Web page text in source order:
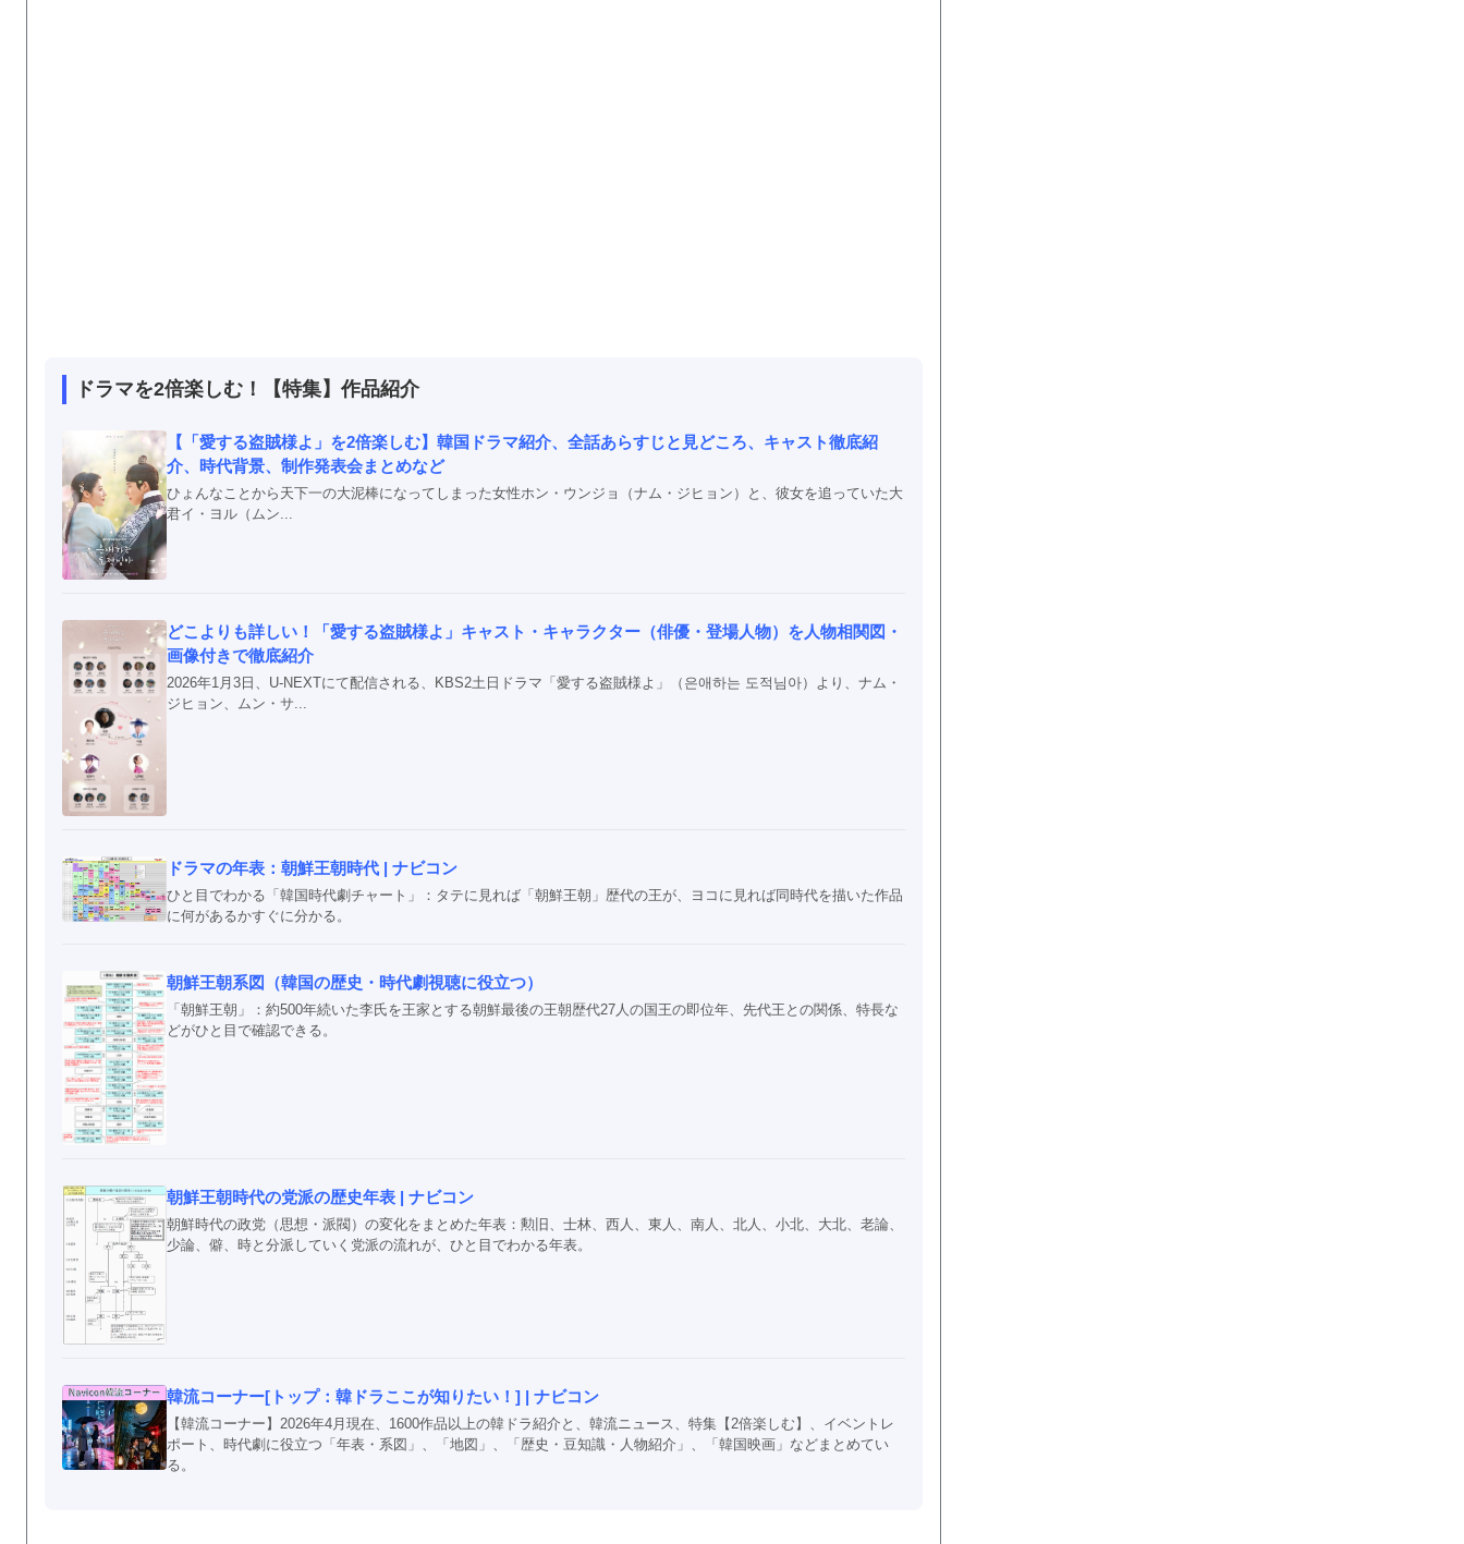
ドラマを2倍楽しむ！【特集】作品紹介
【「愛する盗賊様よ」を2倍楽しむ】韓国ドラマ紹介、全話あらすじと見どころ、キャスト徹底紹
介、時代背景、制作発表会まとめなど
ひょんなことから天下一の大泥棒になってしまった女性ホン・ウンジョ（ナム・ジヒョン）と、彼女を追っていた大
君イ・ヨル（ムン...
どこよりも詳しい！「愛する盗賊様よ」キャスト・キャラクター（俳優・登場人物）を人物相関図・
画像付きで徹底紹介
2026年1月3日、U-NEXTにて配信される、KBS2土日ドラマ「愛する盗賊様よ」（은애하는 도적님아）より、ナム・
ジヒョン、ムン・サ...
ドラマの年表：朝鮮王朝時代 | ナビコン
ひと目でわかる「韓国時代劇チャート」：タテに見れば「朝鮮王朝」歴代の王が、ヨコに見れば同時代を描いた作品
に何があるかすぐに分かる。
朝鮮王朝系図（韓国の歴史・時代劇視聴に役立つ）
「朝鮮王朝」：約500年続いた李氏を王家とする朝鮮最後の王朝歴代27人の国王の即位年、先代王との関係、特長な
どがひと目で確認できる。
朝鮮王朝時代の党派の歴史年表 | ナビコン
朝鮮時代の政党（思想・派閥）の変化をまとめた年表：勲旧、士林、西人、東人、南人、北人、小北、大北、老論、
少論、僻、時と分派していく党派の流れが、ひと目でわかる年表。
韓流コーナー[トップ：韓ドラここが知りたい！] | ナビコン
【韓流コーナー】2026年4月現在、1600作品以上の韓ドラ紹介と、韓流ニュース、特集【2倍楽しむ】、イベントレ
ポート、時代劇に役立つ「年表・系図」、「地図」、「歴史・豆知識・人物紹介」、「韓国映画」などまとめてい
る。